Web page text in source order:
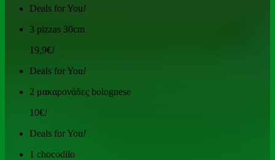
Deals for You!
3 pizzas 30cm
19,9€!
Deals for You!
2 μακαρονάδες bolognese
10€!
Deals for You!
1 chocodilo